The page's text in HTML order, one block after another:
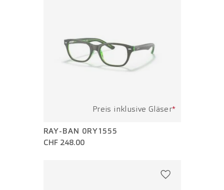
Preis inklusive Gläser*
RAY-BAN 0RY1555
CHF 248.00